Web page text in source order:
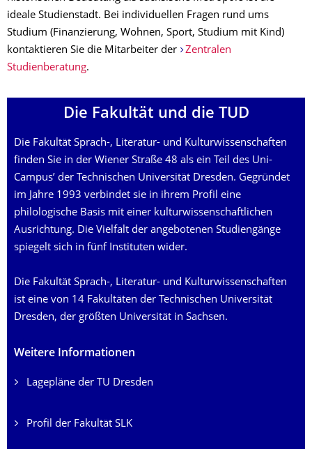
ideale Studienstadt. Bei individuellen Fragen rund ums
Studium (Finanzierung, Wohnen, Sport, Studium mit Kind)
kontaktieren Sie die Mitarbeiter der
Zentralen
Studienberatung.
Die Fakultät und die TUD­
Die Fakultät Sprach-, Literatur- und Kulturwissenschaften
finden Sie in der Wiener Straße 48 als ein Teil des Uni-
Campus’ der Technischen Universität Dresden. Gegründet
im Jahre 1993 verbindet sie in ihrem Profil eine
philologische Basis mit einer kulturwissenschaftlichen
Ausrichtung. Die Vielfalt der angebotenen Studiengänge
spiegelt sich in fünf Instituten wider.
Die Fakultät Sprach-, Literatur- und Kulturwissenschaften
ist eine von 14 Fakultäten der Technischen Universität
Dresden, der größten Universität in Sachsen.
Weitere Informationen
Lagepläne der TU Dresden
Profil der Fakultät SLK